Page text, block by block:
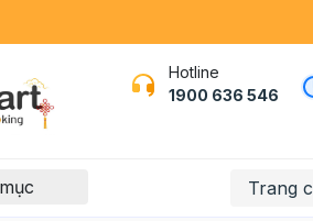
Hotline
1900 636 546
Trang